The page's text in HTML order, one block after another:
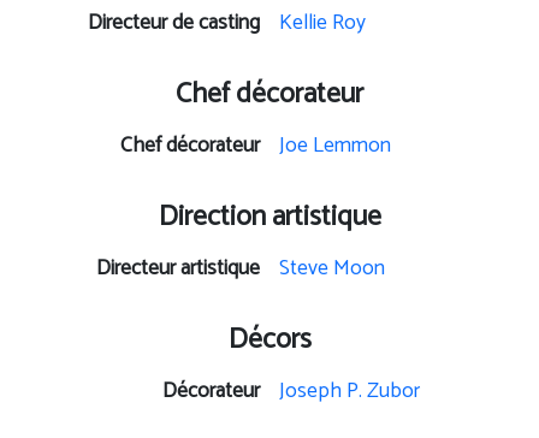
Directeur de casting Kellie Roy
Chef décorateur
Chef décorateur Joe Lemmon
Direction artistique
Directeur artistique Steve Moon
Décors
Décorateur Joseph P. Zubor